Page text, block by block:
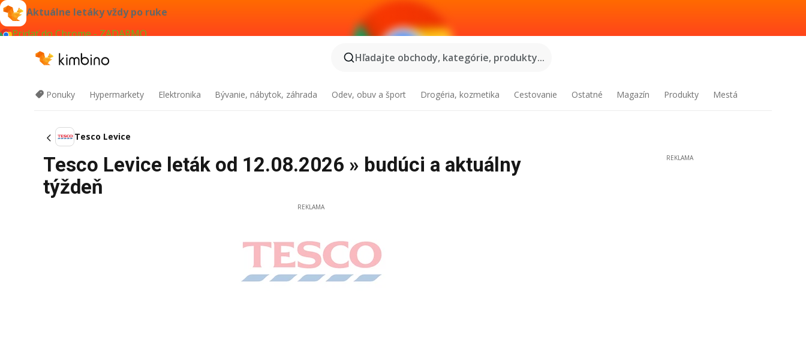
Aktuálne letáky vždy po ruke
Pridať do Chrome - ZADARMO
Hľadajte obchody, kategórie, produkty...
Ponuky Hypermarkety Elektronika Bývanie, nábytok, záhrada Odev, obuv a šport Drogéria, kozmetika Cestovanie Ostatné Magazín Produkty Mestá
Tesco Levice
Tesco Levice leták od 12.08.2026 » budúci a aktuálny
týždeň
REKLAMA
REKLAMA